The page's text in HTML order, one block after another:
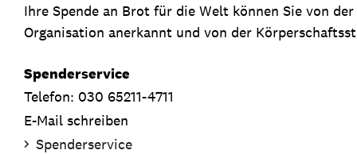
Ihre Spende an Brot für die Welt können Sie von
Organisation anerkannt und von der
Spenderservice
Telefon: 030 65211-4711
E-Mail schreiben
Spenderservice